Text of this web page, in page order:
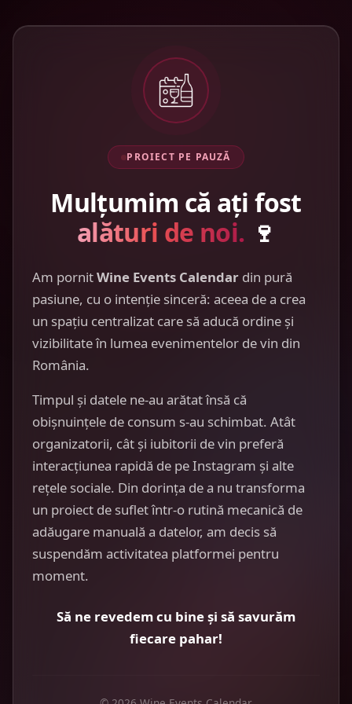
PROIECT PE PAUZĂ
Mulțumim că ați fost
alături de noi. 🍷
Am pornitWine Events Calendar din pură
pasiune, cu o intenție sinceră: aceea de a crea
un spațiu centralizat care să aducă ordine și
vizibilitate în lumea evenimentelor de vin din
România.
Timpul și datele ne-au arătat însă că
obișnuințele de consum s-au schimbat. Atât
organizatorii, cât și iubitorii de vin preferă
interacțiunea rapidă de pe Instagram și alte
rețele sociale. Din dorința de a nu transforma
un proiect de suflet într-o rutină mecanică de
adăugare manuală a datelor, am decis să
suspendăm activitatea platformei pentru
moment.
Să ne revedem cu bine și să savurăm
fiecare pahar!